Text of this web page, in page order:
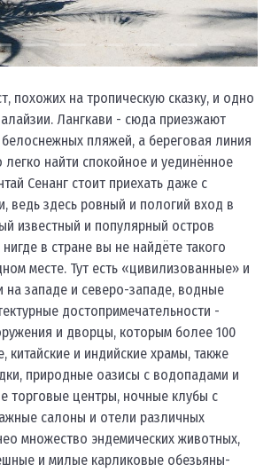
похожих на тропическую сказку, и одно
Лангкави - сюда приезжают
пляжей, а береговая линия
легко найти спокойное и уединённое
Сенанг стоит приехать даже с
ведь здесь ровный и пологий вход в
известный и популярный остров
в стране вы не найдёте такого
месте. Тут есть «цивилизованные» и
на западе и северо-западе, водные
достопримечательности -
и дворцы, которым более 100
китайские и индийские храмы, также
природные оазисы с водопадами и
торговые центры, ночные клубы с
салоны и отели различных
множество эндемических животных,
и милые карликовые обезьяны-